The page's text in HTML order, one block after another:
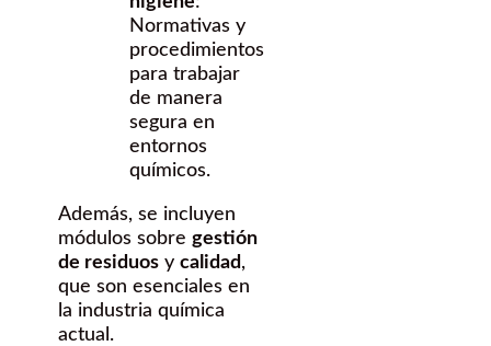
Normativas y
procedimientos
para trabajar
de manera
segura en
entornos
químicos.
Además, se incluyen
módulos sobre gestión
de residuos y calidad ,
que son esenciales en
la industria química
actual.